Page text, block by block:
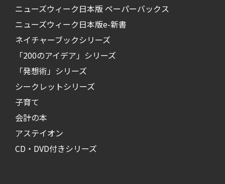
ニューズウィーク日本版 ペーパーバックス
ニューズウィーク日本版e-新書
ネイチャーブックシリーズ
「200のアイデア」シリーズ
「発想術」シリーズ
シークレットシリーズ
子育て
会計の本
アステイオン
CD・DVD付きシリーズ